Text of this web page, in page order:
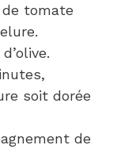
tomate
soit dorée
de